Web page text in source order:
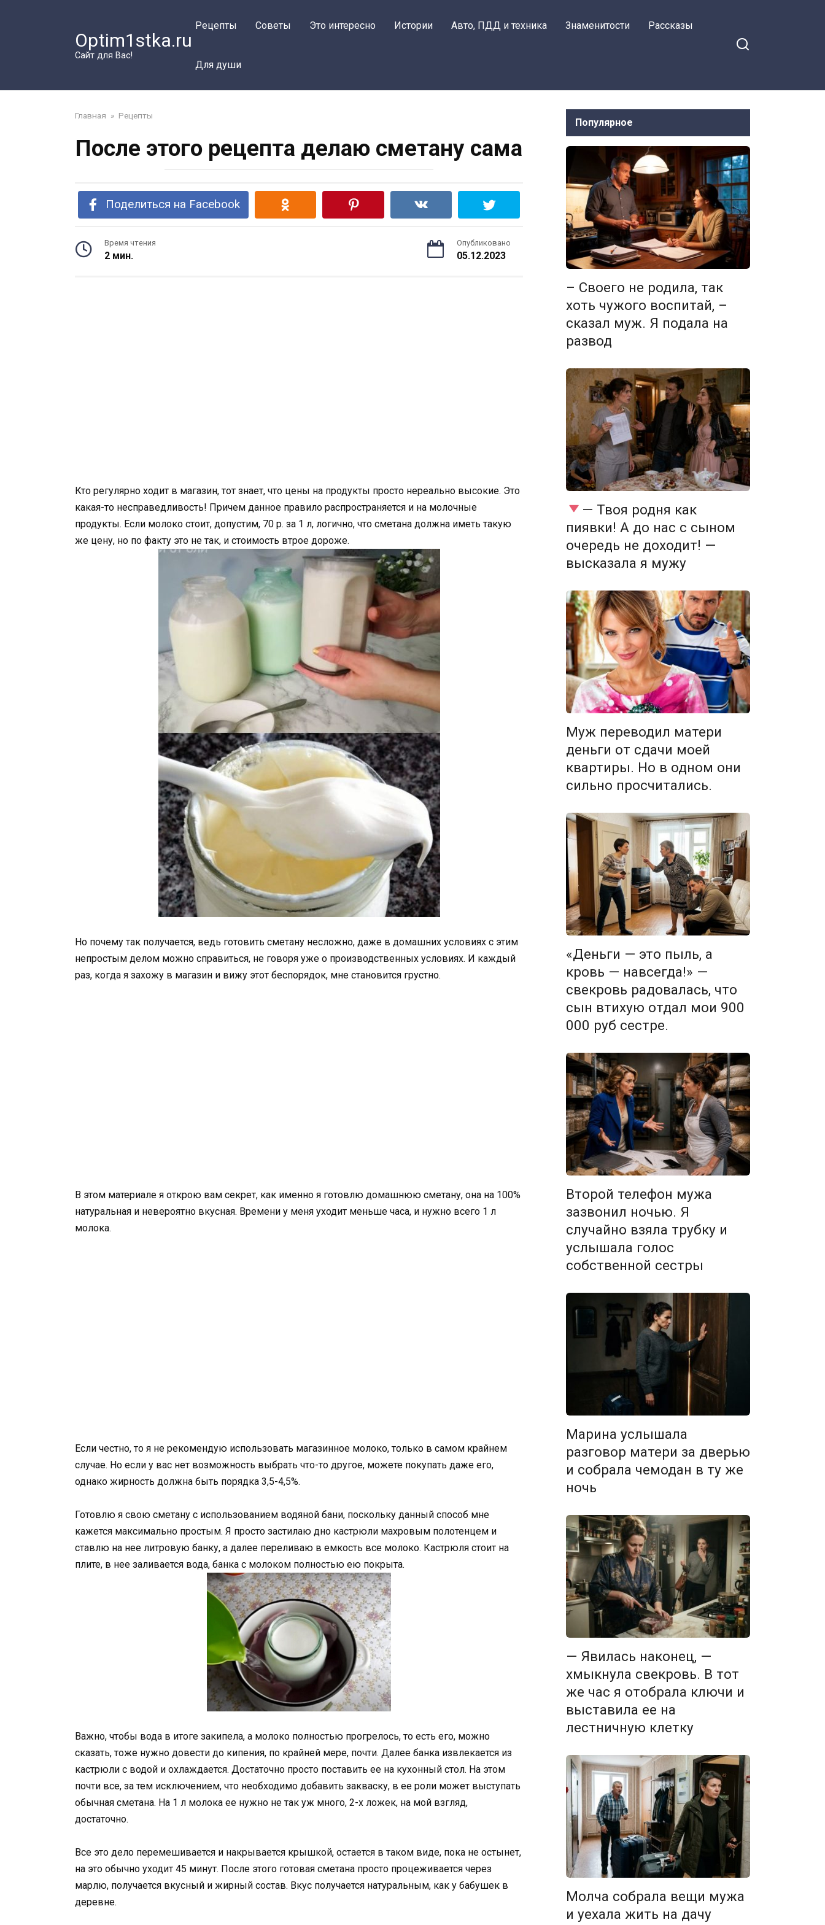
Optim1stka.ru
Сайт для Вас!
Рецепты Советы Это интересно Истории Авто, ПДД и техника Знаменитости Рассказы
Для души
Главная » Рецепты
После этого рецепта делаю сметану сама
Поделиться на Facebook
Время чтения
2 мин.
Опубликовано
05.12.2023
Кто регулярно ходит в магазин, тот знает, что цены на продукты просто нереально высокие. Это
какая-то несправедливость! Причем данное правило распространяется и на молочные
продукты. Если молоко стоит, допустим, 70 р. за 1 л, логично, что сметана должна иметь такую
же цену, но по факту это не так, и стоимость втрое дороже.
Но почему так получается, ведь готовить сметану несложно, даже в домашних условиях с этим
непростым делом можно справиться, не говоря уже о производственных условиях. И каждый
раз, когда я захожу в магазин и вижу этот беспорядок, мне становится грустно.
В этом материале я открою вам секрет, как именно я готовлю домашнюю сметану, она на 100%
натуральная и невероятно вкусная. Времени у меня уходит меньше часа, и нужно всего 1 л
молока.
Если честно, то я не рекомендую использовать магазинное молоко, только в самом крайнем
случае. Но если у вас нет возможность выбрать что-то другое, можете покупать даже его,
однако жирность должна быть порядка 3,5-4,5%.
Готовлю я свою сметану с использованием водяной бани, поскольку данный способ мне
кажется максимально простым. Я просто застилаю дно кастрюли махровым полотенцем и
ставлю на нее литровую банку, а далее переливаю в емкость все молоко. Кастрюля стоит на
плите, в нее заливается вода, банка с молоком полностью ею покрыта.
Важно, чтобы вода в итоге закипела, а молоко полностью прогрелось, то есть его, можно
сказать, тоже нужно довести до кипения, по крайней мере, почти. Далее банка извлекается из
кастрюли с водой и охлаждается. Достаточно просто поставить ее на кухонный стол. На этом
почти все, за тем исключением, что необходимо добавить закваску, в ее роли может выступать
обычная сметана. На 1 л молока ее нужно не так уж много, 2-х ложек, на мой взгляд,
достаточно.
Все это дело перемешивается и накрывается крышкой, остается в таком виде, пока не остынет,
на это обычно уходит 45 минут. После этого готовая сметана просто процеживается через
марлю, получается вкусный и жирный состав. Вкус получается натуральным, как у бабушек в
деревне.
Популярное
– Своего не родила, так
хоть чужого воспитай, –
сказал муж. Я подала на
развод
— Твоя родня как
пиявки! А до нас с сыном
очередь не доходит! —
высказала я мужу
Муж переводил матери
деньги от сдачи моей
квартиры. Но в одном они
сильно просчитались.
«Деньги — это пыль, а
кровь — навсегда!» —
свекровь радовалась, что
сын втихую отдал мои 900
000 руб сестре.
Второй телефон мужа
зазвонил ночью. Я
случайно взяла трубку и
услышала голос
собственной сестры
Марина услышала
разговор матери за дверью
и собрала чемодан в ту же
ночь
— Явилась наконец, —
хмыкнула свекровь. В тот
же час я отобрала ключи и
выставила ее на
лестничную клетку
Молча собрала вещи мужа
и уехала жить на дачу